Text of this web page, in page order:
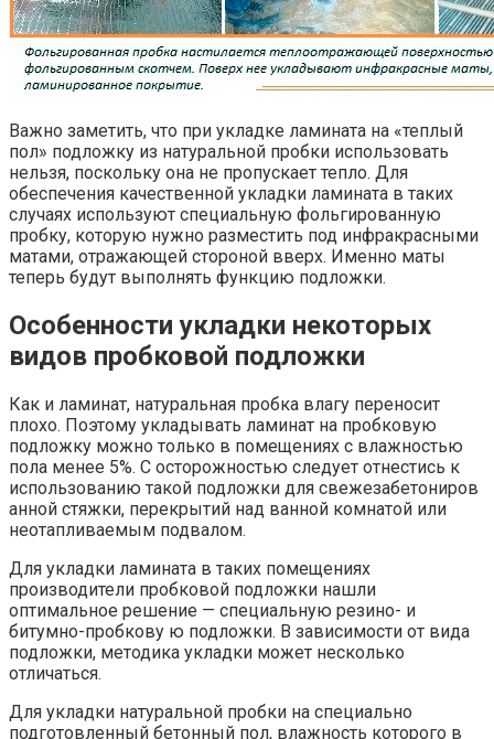
Важно заметить, что при укладке ламината на «теплый
пол» подложку из натуральной пробки использовать
нельзя, поскольку она не пропускает тепло. Для
обеспечения качественной укладки ламината в таких
случаях используют специальную фольгированную
пробку, которую нужно разместить под инфракрасными
матами, отражающей стороной вверх. Именно маты
теперь будут выполнять функцию подложки.
Особенности укладки некоторых
видов пробковой подложки
Как и ламинат, натуральная пробка влагу переносит
плохо. Поэтому укладывать ламинат на пробковую
подложку можно только в помещениях с влажностью
пола менее 5%. С осторожностью следует отнестись к
использованию такой подложки для свежезабетониров
анной стяжки, перекрытий над ванной комнатой или
неотапливаемым подвалом.
Для укладки ламината в таких помещениях
производители пробковой подложки нашли
оптимальное решение — специальную резино- и
битумно-пробкову ю подложки. В зависимости от вида
подложки, методика укладки может несколько
отличаться.
Для укладки натуральной пробки на специально
подготовленный бетонный пол, влажность которого в